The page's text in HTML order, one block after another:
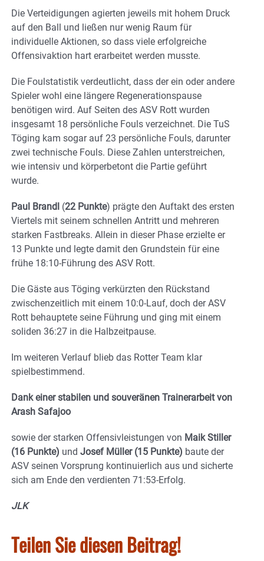
Die Verteidigungen agierten jeweils mit hohem Druck
auf den Ball und ließen nur wenig Raum für
individuelle Aktionen, so dass viele erfolgreiche
Offensivaktion hart erarbeitet werden musste.
Die Foulstatistik verdeutlicht, dass der ein oder andere
Spieler wohl eine längere Regenerationspause
benötigen wird. Auf Seiten des ASV Rott wurden
insgesamt 18 persönliche Fouls verzeichnet. Die TuS
Töging kam sogar auf 23 persönliche Fouls, darunter
zwei technische Fouls. Diese Zahlen unterstreichen,
wie intensiv und körperbetont die Partie geführt
wurde.
Paul Brandl (22 Punkte) prägte den Auftakt des ersten
Viertels mit seinem schnellen Antritt und mehreren
starken Fastbreaks. Allein in dieser Phase erzielte er
13 Punkte und legte damit den Grundstein für eine
frühe 18:10‑Führung des ASV Rott.
Die Gäste aus Töging verkürzten den Rückstand
zwischenzeitlich mit einem 10:0‑Lauf, doch der ASV
Rott behauptete seine Führung und ging mit einem
soliden 36:27 in die Halbzeitpause.
Im weiteren Verlauf blieb das Rotter Team klar
spielbestimmend.
Dank einer stabilen und souveränen Trainerarbeit von
Arash Safajoo
sowie der starken Offensivleistungen von Maik Stiller
(16 Punkte) und Josef Müller (15 Punkte) baute der
ASV seinen Vorsprung kontinuierlich aus und sicherte
sich am Ende den verdienten 71:53‑Erfolg.
JLK
Teilen Sie diesen Beitrag!